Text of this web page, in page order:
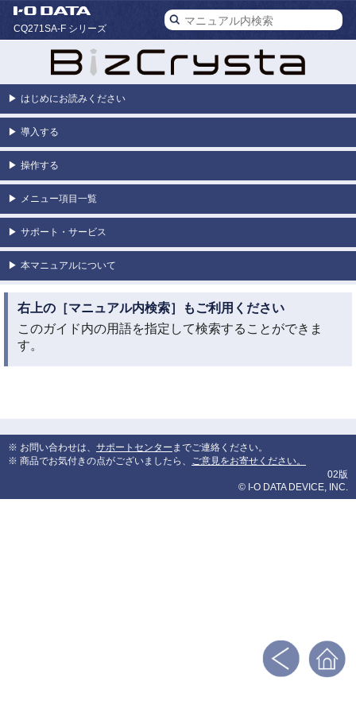
CQ271SA-F シリーズ
▶ はじめにお読みください
▶ 導入する
▶ 操作する
▶ メニュー項目一覧
▶ サポート・サービス
▶ 本マニュアルについて
右上の［マニュアル内検索］もご利用ください
このガイド内の用語を指定して検索することができま
す。
※ お問い合わせは、 サポートセンター までご連絡ください。
※ 商品でお気付きの点がございましたら、
ご意見をお寄せください。
02版
© I-O DATA DEVICE, INC.